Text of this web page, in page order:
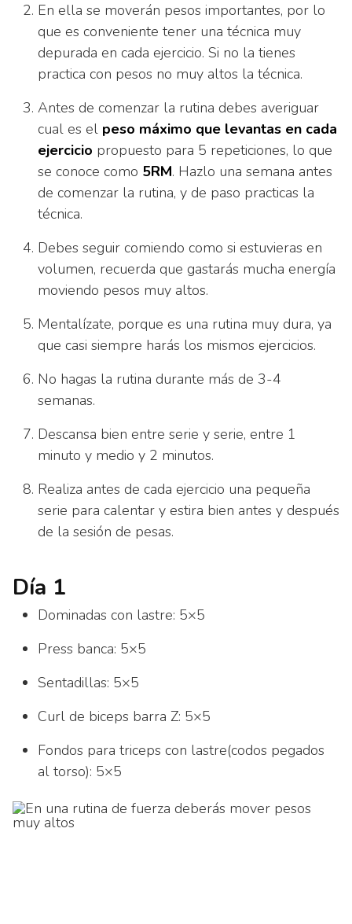
En ella se moverán pesos importantes, por lo
que es conveniente tener una técnica muy
depurada en cada ejercicio. Si no la tienes
practica con pesos no muy altos la técnica.
Antes de comenzar la rutina debes averiguar
cual es el peso máximo que levantas en cada
ejercicio propuesto para 5 repeticiones, lo que
se conoce como 5RM. Hazlo una semana antes
de comenzar la rutina, y de paso practicas la
técnica.
Debes seguir comiendo como si estuvieras en
volumen, recuerda que gastarás mucha energía
moviendo pesos muy altos.
Mentalízate, porque es una rutina muy dura, ya
que casi siempre harás los mismos ejercicios.
No hagas la rutina durante más de 3-4
semanas.
Descansa bien entre serie y serie, entre 1
minuto y medio y 2 minutos.
Realiza antes de cada ejercicio una pequeña
serie para calentar y estira bien antes y después
de la sesión de pesas.
Día 1
Dominadas con lastre: 5×5
Press banca: 5×5
Sentadillas: 5×5
Curl de biceps barra Z: 5×5
Fondos para triceps con lastre(codos pegados
al torso): 5×5